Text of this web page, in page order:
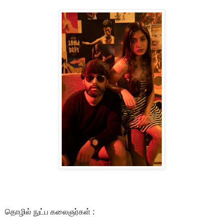
தொழில் நுட்ப கலைஞர்கள் :